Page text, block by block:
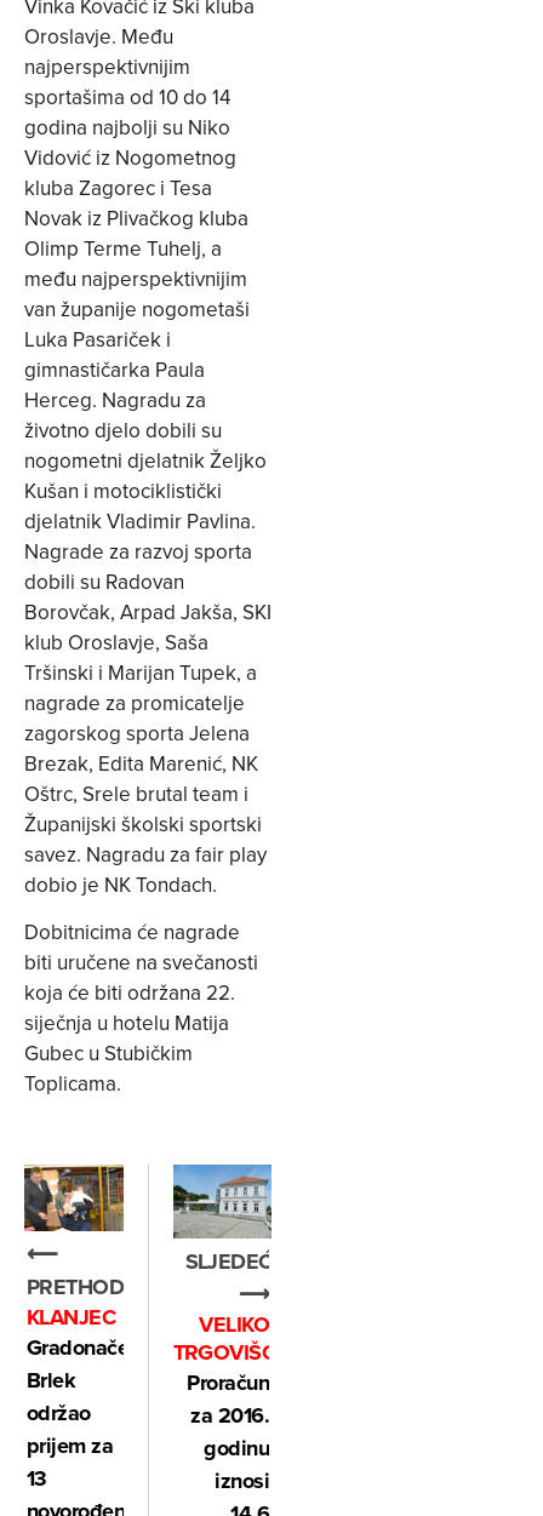
Oroslavje. Među
najperspektivnijim
sportašima od 10 do 14
godina najbolji su Niko
Vidović iz Nogometnog
kluba Zagorec i Tesa
Novak iz Plivačkog kluba
Olimp Terme Tuhelj, a
među najperspektivnijim
van županije nogometaši
Luka Pasariček i
gimnastičarka Paula
Herceg. Nagradu za
životno djelo dobili su
nogometni djelatnik Željko
Kušan i motociklistički
djelatnik Vladimir Pavlina.
Nagrade za razvoj sporta
dobili su Radovan
Borovčak, Arpad Jakša, SKI
klub Oroslavje, Saša
Tršinski i Marijan Tupek, a
nagrade za promicatelje
zagorskog sporta Jelena
Brezak, Edita Marenić, NK
Oštrc, Srele brutal team i
Županijski školski sportski
savez. Nagradu za fair play
dobio je NK Tondach.
Dobitnicima će nagrade
biti uručene na svečanosti
koja će biti održana 22.
siječnja u hotelu Matija
Gubec u Stubičkim
Toplicama.
⟵
PRETHODNO
KLANJEC
Gradonačelnik
Brlek
održao
prijem za
13
SLJEDEĆE
⟶
VELIKO
TRGOVIŠĆE
Proračun
za 2016.
godinu
iznosi